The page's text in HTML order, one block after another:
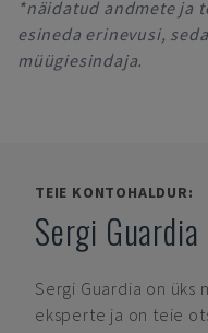
*näidatud andmete ja
esineda erinevusi,
müügiesindaja.
TEIE KONTOHALDUR:
Sergi Guardia
Sergi Guardia on üks
eksperte ja on teie